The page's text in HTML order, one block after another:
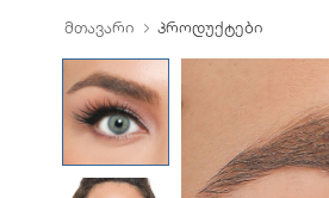
მთავარი პროდუქტები